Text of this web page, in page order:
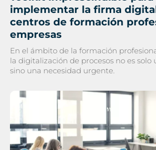
implementar la firma
centros de formación
empresas
En el ámbito de la formación
la digitalización de procesos no es solo
sino una necesidad urgente.